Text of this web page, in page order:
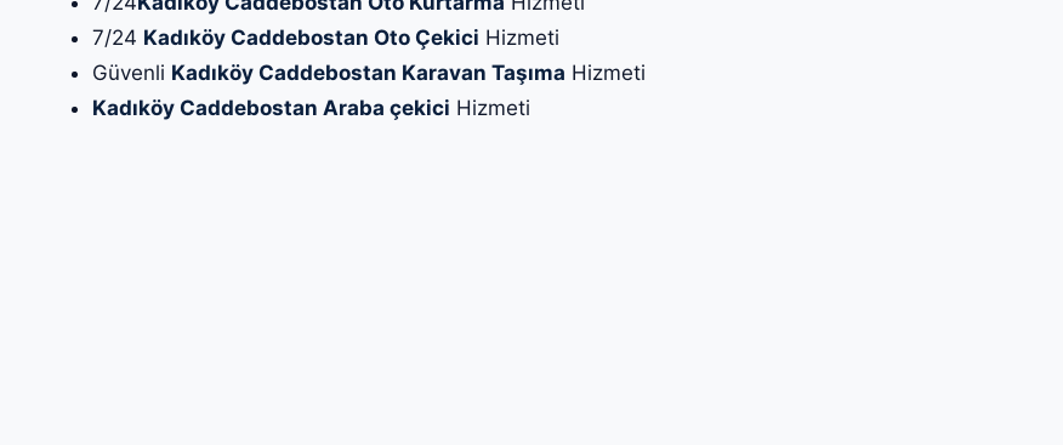
7/24 Kadıköy Caddebostan Oto Çekici Hizmeti
Güvenli Kadıköy Caddebostan Karavan Taşıma Hizmeti
Kadıköy Caddebostan Araba çekici Hizmeti